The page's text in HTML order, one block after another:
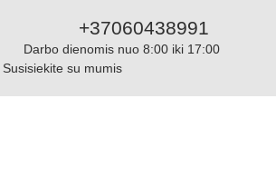
+37060438991
Darbo dienomis nuo 8:00 iki 17:00
Susisiekite su mumis